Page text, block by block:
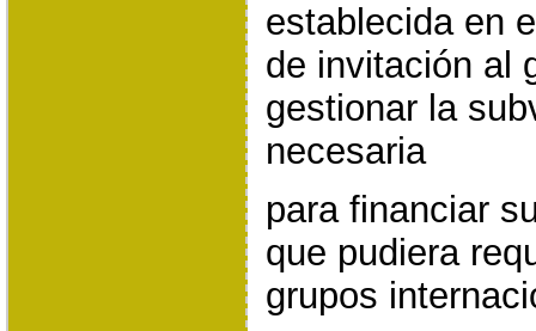
establecida en
de invitación al
gestionar la
necesaria
para financiar
que pudiera
grupos